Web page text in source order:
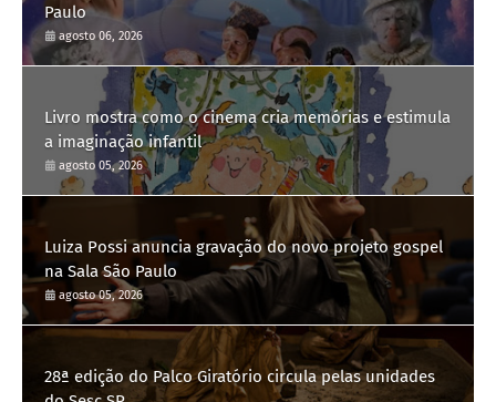
Paulo
agosto 06, 2026
Livro mostra como o cinema cria memórias e estimula
a imaginação infantil
agosto 05, 2026
Luiza Possi anuncia gravação do novo projeto gospel
na Sala São Paulo
agosto 05, 2026
28ª edição do Palco Giratório circula pelas unidades